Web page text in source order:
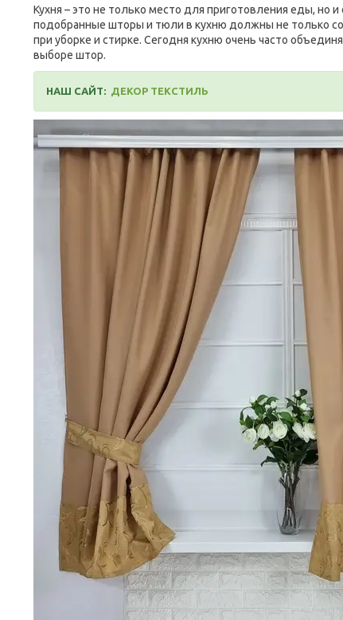
Кухня – это не только место для приготовления еды, но
подобранные шторы и тюли в кухню должны не только
при уборке и стирке. Сегодня кухню очень часто
выборе штор.
НАШ САЙТ: ДЕКОР ТЕКСТИЛЬ